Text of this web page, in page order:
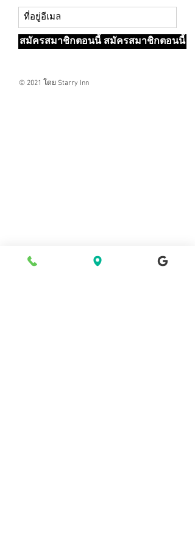
สมัครสมาชิกตอนนี้ สมัครสมาชิกตอนนี้
© 2021 โดย Starry Inn